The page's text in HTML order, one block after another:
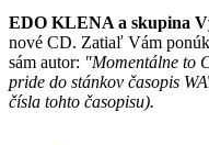
EDO KLENA a skupina
nové CD. Zatiaľ Vám
sám autor: "Momentálne to
pride do stánkov časopis
čísla tohto časopisu).